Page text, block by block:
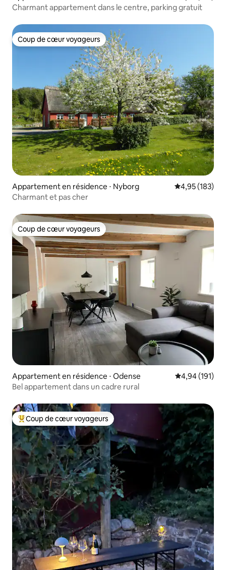
Charmant appartement dans le centre, parking gratuit
Coup de cœur voyageurs
Coup de cœur voyageurs
Appartement en résidence ⋅ Nyborg Évaluation
4,95 (183)
Charmant et pas cher
Coup de cœur voyageurs
Coup de cœur voyageurs
Appartement en résidence ⋅ Odense Évaluation
4,94 (191)
Bel appartement dans un cadre rural
Coups de cœur voyageurs les plus appréciés
Coup de cœur voyageurs